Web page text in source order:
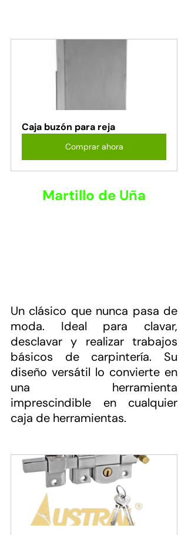
Caja buzón para reja
Comprar ahora
Martillo de Uña
Un clásico que nunca pasa de
moda. Ideal para clavar,
desclavar y realizar trabajos
básicos de carpintería. Su
diseño versátil lo convierte en
una herramienta
imprescindible en cualquier
caja de herramientas.